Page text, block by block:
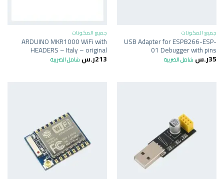
جميع المكونات
USB Adapter for ESP8266-ESP-
01 Debugger with pins
35ر.س شامل الضريبة
جميع المكونات
ARDUINO MKR1000 WiFi with
HEADERS – Italy – original
213ر.س شامل الضريبة